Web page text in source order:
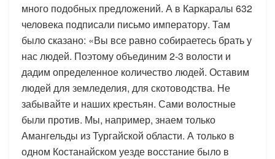
много подобных предложений. А в Каркаралы 632
человека подписали письмо императору. Там
было сказано: «Вы все равно собираетесь брать у
нас людей. Поэтому объединим 2-3 волости и
дадим определенное количество людей. Оставим
людей для земледелия, для скотоводства. Не
забывайте и наших крестьян. Сами волостные
были против. Мы, например, знаем только
Амангельды из Тургайской области. А только в
одном Костанайском уезде восстание было в